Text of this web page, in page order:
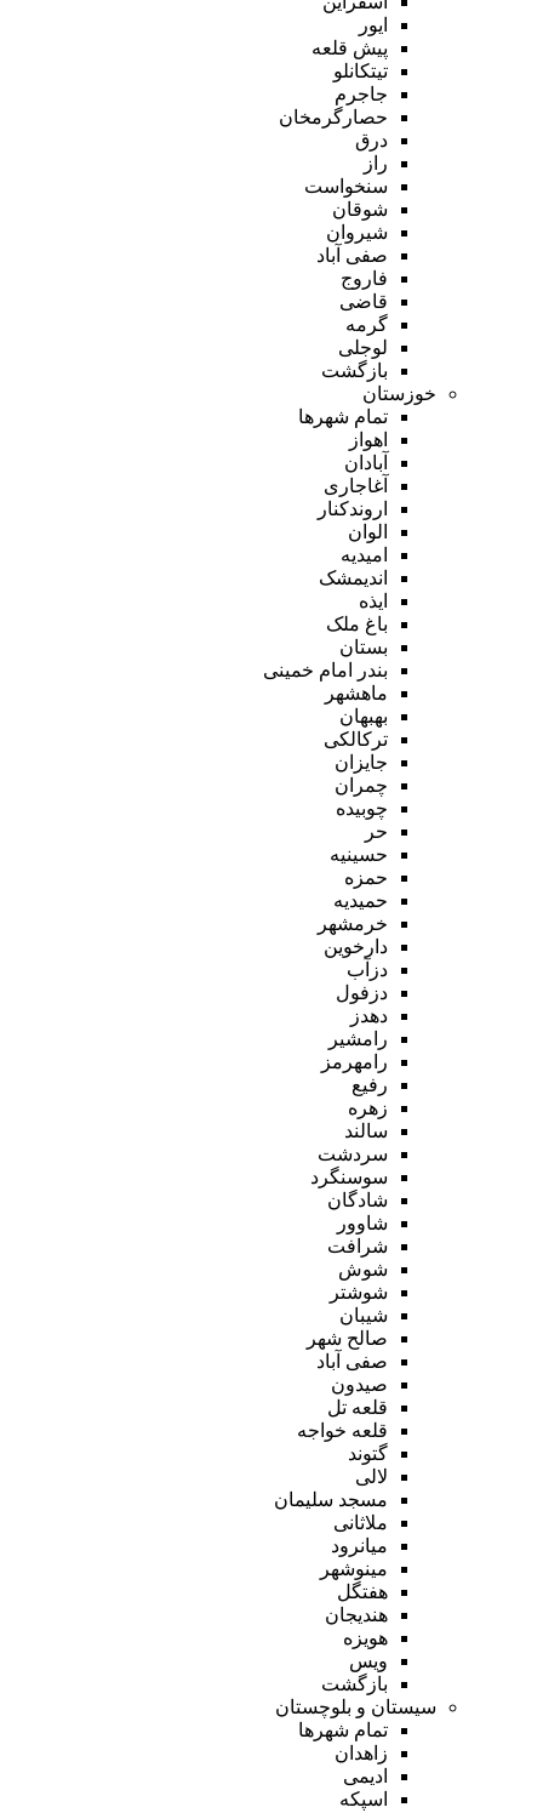
ایور
پیش قلعه
تیتکانلو
جاجرم
حصارگرمخان
درق
راز
سنخواست
شوقان
شیروان
صفی آباد
فاروج
قاضی
گرمه
لوجلی
بازگشت
خوزستان
تمام شهر‌ها
اهواز
آبادان
آغاجاری
اروندکنار
الوان
امیدیه
اندیمشک
ایذه
باغ ملک
بستان
بندر امام خمینی
ماهشهر
بهبهان
ترکالکی
جایزان
چمران
چوبیده
حر
حسینیه
حمزه
حمیدیه
خرمشهر
دارخوین
دزآب
دزفول
دهدز
رامشیر
رامهرمز
رفیع
زهره
سالند
سردشت
سوسنگرد
شادگان
شاوور
شرافت
شوش
شوشتر
شیبان
صالح شهر
صفی آباد
صیدون
قلعه تل
قلعه خواجه
گتوند
لالی
مسجد سلیمان
ملاثانی
میانرود
مینوشهر
هفتگل
هندیجان
هویزه
ویس
بازگشت
سیستان و بلوچستان
تمام شهر‌ها
زاهدان
ادیمی
اسپکه